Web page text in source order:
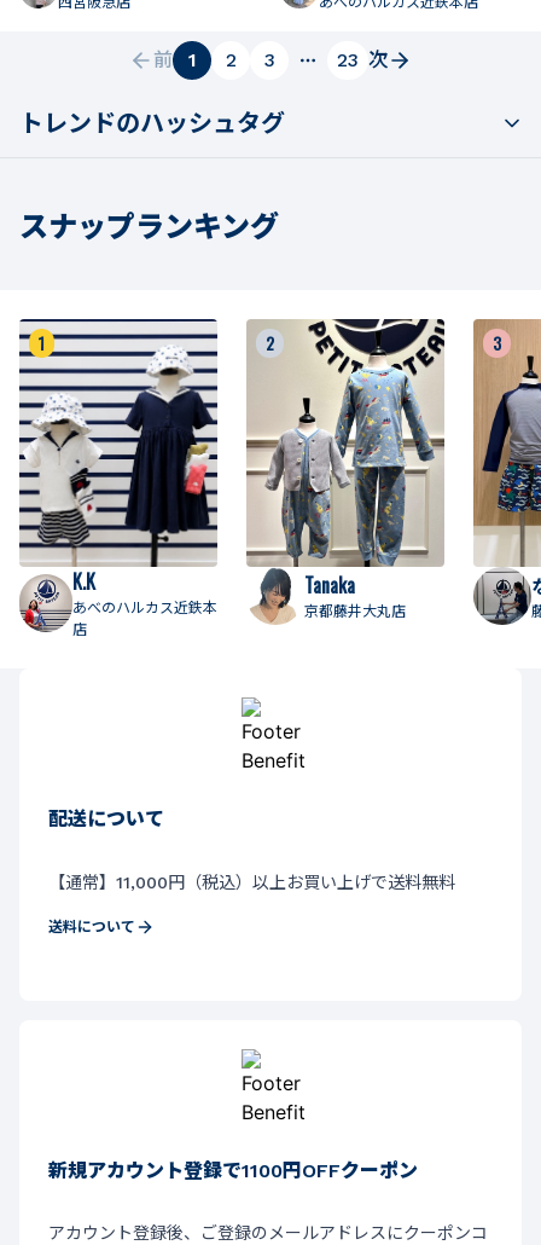
前 1 2 3 23 次
トレンドのハッシュタグ
スナップランキング
1
K.K
あべのハルカス近鉄本
店
2
Tanaka
京都藤井大丸店
3
配送について
【通常】11,000円（税込）以上お買い上げで送料無料
送料について
新規アカウント登録で1100円OFFクーポン
アカウント登録後、ご登録のメールアドレスにクーポンコ